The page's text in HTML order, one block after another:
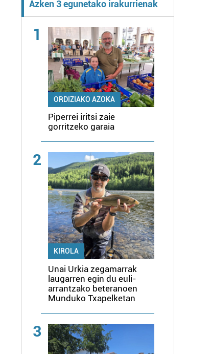
Azken 3 egunetako irakurrienak
1
ORDIZIAKO AZOKA
Piperrei iritsi zaie
gorritzeko garaia
2
KIROLA
Unai Urkia zegamarrak
laugarren egin du euli-
arrantzako beteranoen
Munduko Txapelketan
3